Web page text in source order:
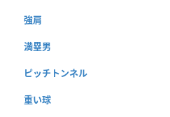
強肩
満塁男
ピッチトンネル
重い球